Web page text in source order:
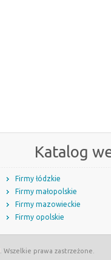
Katalog
Firmy łódzkie
Firmy małopolskie
Firmy mazowieckie
Firmy opolskie
. Wszelkie prawa zastrzeżone.